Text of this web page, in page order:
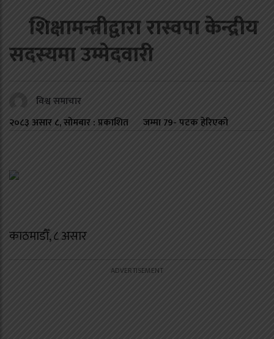
शिक्षामन्त्रीद्वारा रास्वपा केन्द्रीय
सदस्यमा उम्मेदवारी
विश्व समाचार
२०८३ असार ८, सोमबार : प्रकाशित
जम्मा79- पटक हेरिएको
काठमाडौँ, ८ असार